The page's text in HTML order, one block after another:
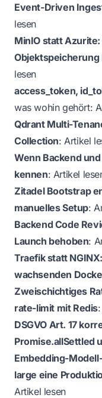
Event-Driven
lesen
MinIO statt
Objektspeicherung
lesen
access_token,
was wohin gehört:
Qdrant Multi-
Collection: Artikel
Wenn Backend
kennen: Artikel
Zitadel Bootstrap
manuelles Setup:
Backend Code
Launch behoben:
Traefik statt
wachsenden
Zweischichtiges
rate-limit mit Redis:
DSGVO Art. 17
Promise.allSettled
Embedding-
large eine
Artikel lesen